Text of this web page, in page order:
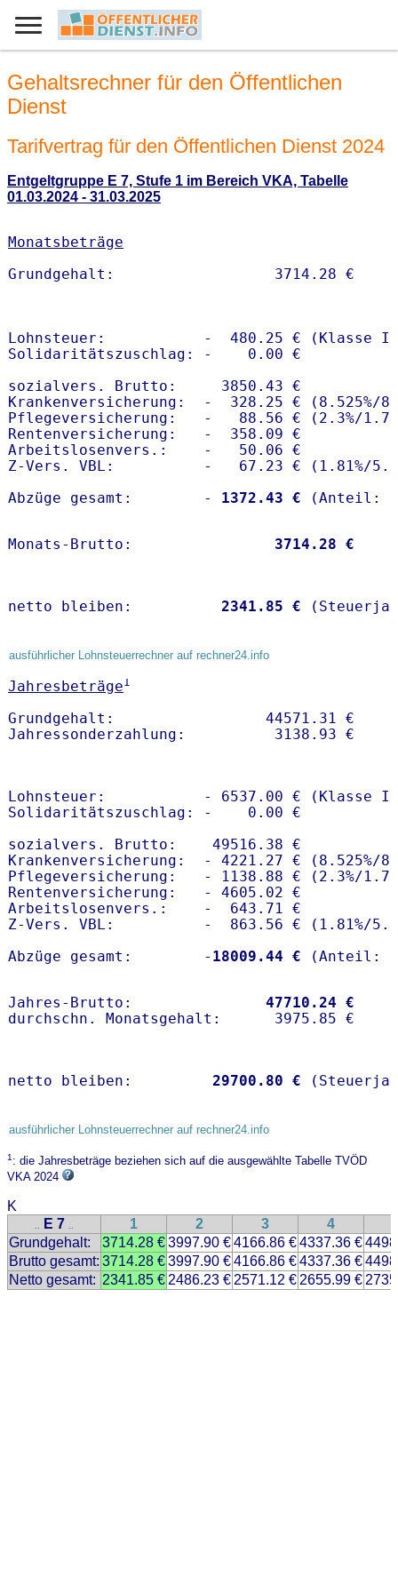
Gehaltsrechner für den Öffentlichen
Dienst
Tarifvertrag für den Öffentlichen Dienst 2024
Entgeltgruppe E 7, Stufe 1 im Bereich VKA, Tabelle
01.03.2024 - 31.03.2025
Monatsbeträge
Lohnsteuer:           -  480.25 € (Klasse I)
Solidaritätszuschlag: -    0.00 €
sozialvers. Brutto:     3850.43 €
Krankenversicherung:  -  328.25 € (8.525%/
Pflegeversicherung:   -   88.56 € (2.3%/
Rentenversicherung:   -  358.09 €
Arbeitslosenvers.:    -   50.06 €
Z-Vers. VBL:          -   67.23 € ( 1.81%/
Abzüge gesamt:        -
1372.43 €
Monats-Brutto: 3714.28 €
netto bleiben: 2341.85 €
ausführlicher Lohnsteuerrechner auf rechner24.info
Jahresbeträge1
Grundgehalt:                 44571.31 €
Lohnsteuer:           - 6537.00 € (Klasse I)
Solidaritätszuschlag: -    0.00 €
sozialvers. Brutto:    49516.38 €
Krankenversicherung:  - 4221.27 € (8.525%/
Pflegeversicherung:   - 1138.88 € (2.3%/
Rentenversicherung:   - 4605.02 €
Arbeitslosenvers.:    -  643.71 €
Z-Vers. VBL:          -  863.56 € ( 1.81%/
Abzüge gesamt:        - 18009.44 €
Jahres-Brutto: 47710.24 €
netto bleiben: 29700.80 €
ausführlicher Lohnsteuerrechner auf rechner24.info
1: die Jahresbeträge beziehen sich auf die ausgewählte Tabelle TVÖD
VKA 2024
K
.. E 7 .. 1 2 3 4
Grundgehalt:
3714.28 €3997.90 €4166.86 €4337.36 €
Brutto gesamt: 3714.28 €3997.90 €4166.86 €4337.36 €
Netto gesamt: 2341.85 € 2486.23 € 2571.12 € 2655.99 €